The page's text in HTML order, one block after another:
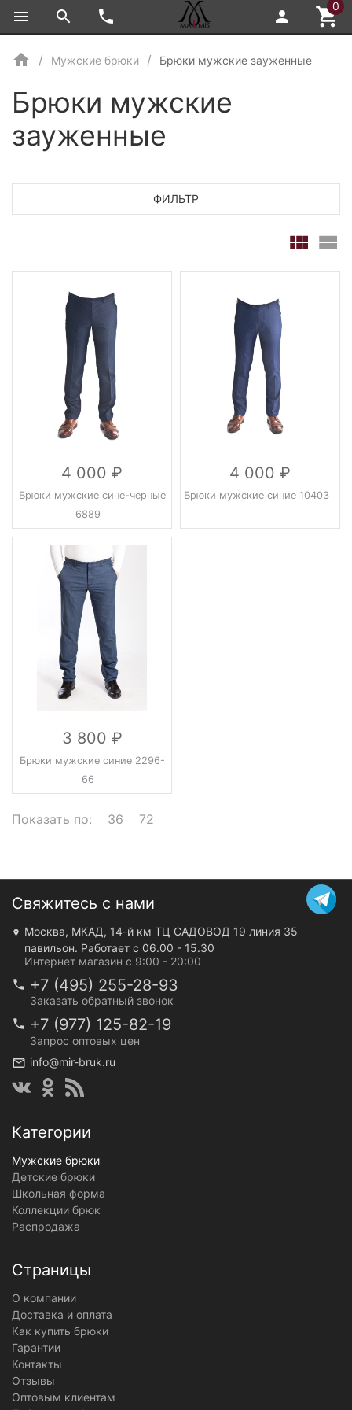
0
Мужские брюки Брюки мужские зауженные
Брюки мужские
зауженные
ФИЛЬТР
4 000
Брюки мужские сине-черные
6889
4 000
Брюки мужские синие 10403
3 800
Брюки мужские синие 2296-
66
Показать по: 36 72
Свяжитесь с нами
Москва, МКАД, 14-й км ТЦ САДОВОД 19 линия 35
павильон. Работает с 06.00 - 15.30
Интернет магазин с 9:00 - 20:00
+7 (495) 255-28-93
Заказать обратный звонок
+7 (977) 125-82-19
Запрос оптовых цен
info@mir-bruk.ru
Категории
Мужские брюки
Детские брюки
Школьная форма
Коллекции брюк
Распродажа
Страницы
О компании
Доставка и оплата
Как купить брюки
Гарантии
Контакты
Отзывы
Оптовым клиентам